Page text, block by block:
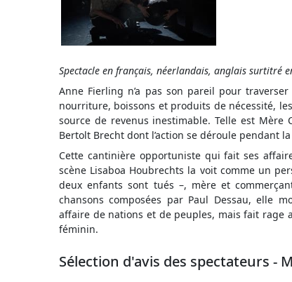
Spectacle en français, néerlandais, anglais surtitré
Anne Fierling n’a pas son pareil pour
nourriture, boissons et produits de nécessité,
source de revenus inestimable. Telle est Mère
Bertolt Brecht dont l’action se déroule pendant
Cette cantinière opportuniste qui fait ses
scène Lisaboa Houbrechts la voit comme un
deux enfants sont tués –, mère et
chansons composées par Paul Dessau, elle
affaire de nations et de peuples, mais fait rage
féminin.
Sélection d'avis des spectateurs -